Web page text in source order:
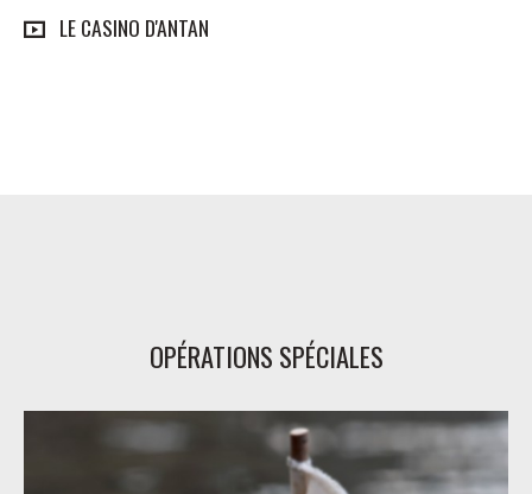
LE CASINO D'ANTAN
OPÉRATIONS SPÉCIALES